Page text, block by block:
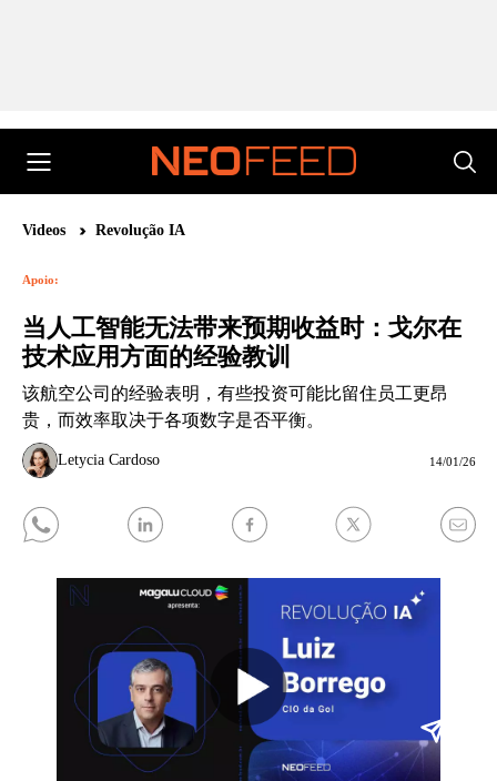
Videos Revolução IA
Apoio:
当人工智能无法带来预期收益时：戈尔在
技术应用方面的经验教训
该航空公司的经验表明，有些投资可能比留住员工更昂
贵，而效率取决于各项数字是否平衡。
Letycia Cardoso 14/01/26